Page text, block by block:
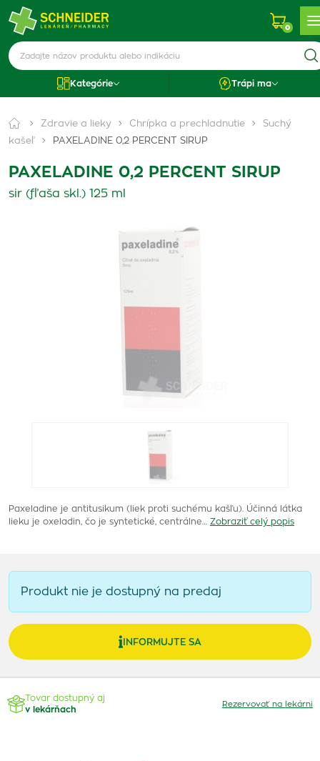
0
Kategórie Trápi ma
Zdravie a lieky Chrípka a prechladnutie
Suchý
kašeľ
PAXELADINE 0,2 PERCENT SIRUP
PAXELADINE 0,2 PERCENT SIRUP
sir (fľaša skl.) 125 ml
Paxeladine je antitusikum (liek proti suchému kašľu). Účinná látka
lieku je oxeladin, čo je syntetické, centrálne…
Zobraziť celý popis
Produkt nie je dostupný na predaj
INFORMUJTE SA
Tovar dostupný aj
v lekárňach
Rezervovať na lekárni